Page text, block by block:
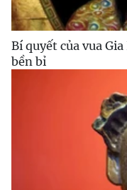
Bí quyết của vua
bền bỉ